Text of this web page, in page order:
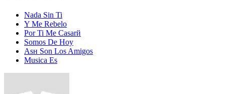
Nada Sin Ti
Y Me Rebelo
Por Ti Me Casarй
Somos De Hoy
Asн Son Los Amigos
Musica Es